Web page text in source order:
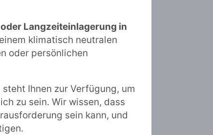
Langzeiteinlagerung in
klimatisch neutralen
oder persönlichen
steht Ihnen zur Verfügung, um
zu sein. Wir wissen, dass
sein kann, und